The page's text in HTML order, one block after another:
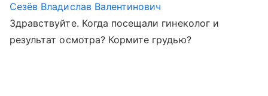
Сезёв Владислав Валентинович
Здравствуйте. Когда посещали гинеколог и
результат осмотра? Кормите грудью?